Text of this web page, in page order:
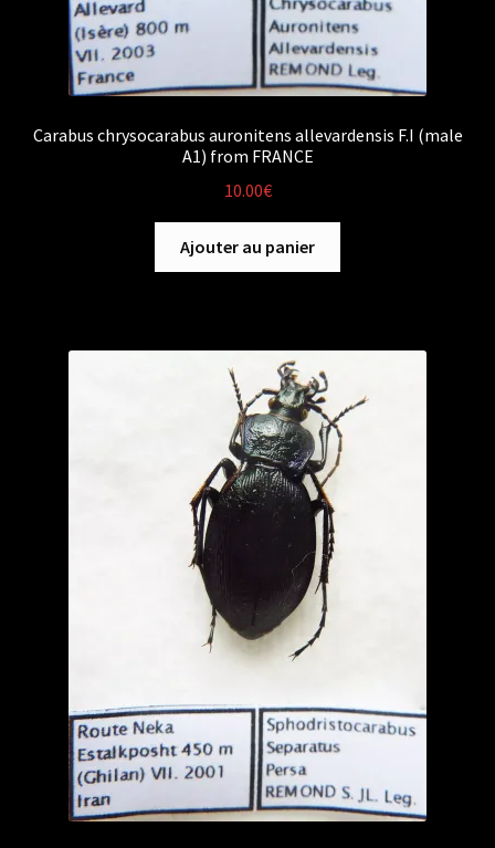
Carabus chrysocarabus auronitens allevardensis F.I (male
A1) from FRANCE
10.00€
Ajouter au panier